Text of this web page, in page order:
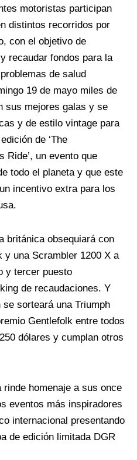
motoristas participan
distintos recorridos por
con el objetivo de
recaudar fondos para la
de salud
19 de mayo miles de
sus mejores galas y se
y de estilo vintage para
de ‘The
Ride’, un evento que
todo el planeta y que este
incentivo extra para los
británica obsequiará con
y una Scrambler 1200 X a
y tercer puesto
de recaudaciones. Y
sorteará una Triumph
Gentlefolk entre todos
dólares y cumplan otros
homenaje a sus once
eventos más inspiradores
internacional presentando
de edición limitada DGR